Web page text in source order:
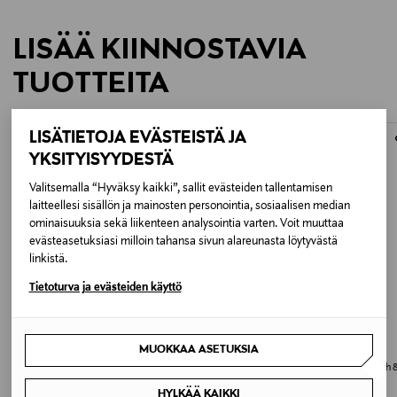
LISÄTIETOJA EVÄSTEISTÄ JA
YKSITYISYYDESTÄ
Valitsemalla “Hyväksy kaikki”, sallit evästeiden tallentamisen
laitteellesi sisällön ja mainosten personointia, sosiaalisen median
ominaisuuksia sekä liikenteen analysointia varten. Voit muuttaa
evästeasetuksiasi milloin tahansa sivun alareunasta löytyvästä
linkistä.
Tietoturva ja evästeiden käyttö
MUOKKAA ASETUKSIA
HYLKÄÄ KAIKKI
LISÄÄ KIINNOSTAVIA
TUOTTEITA
Seine-huopa 130 x 180 cm
VERSACE
Dylan Blush Pink Pour Femme Bath
Shower Gel -suihkugeeli